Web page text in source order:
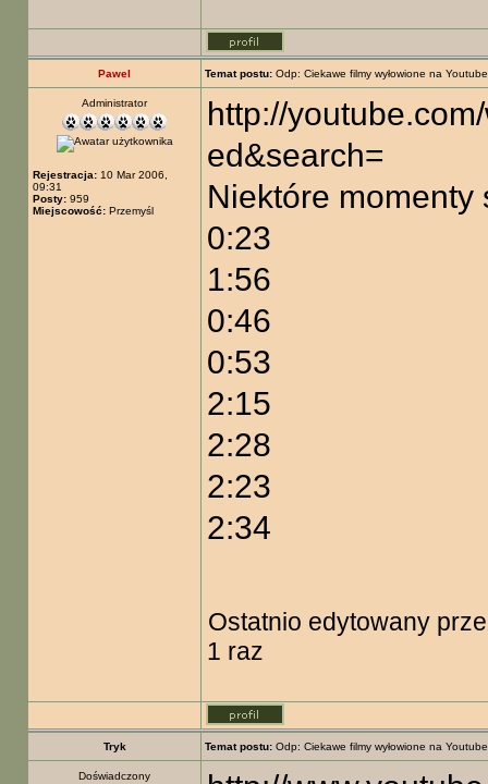
Pawel Temat postu: Odp: Ciekawe filmy wyłowione na Youtube
Administrator
Rejestracja: 10 Mar 2006,
09:31
Posty: 959
Miejscowość: Przemyśl
http://
ed&search=
Niektóre
0:23
1:56
0:46
0:53
2:15
2:28
2:23
2:34
Ostatnio edytowany
1 raz
Tryk Temat postu: Odp: Ciekawe filmy wyłowione na Youtube
Doświadczony